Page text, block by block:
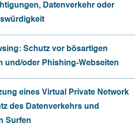
Datenverkehr oder
Schutz vor bösartigen
und/oder Phishing-Webseiten
eines Virtual Private Network
des Datenverkehrs und
Surfen